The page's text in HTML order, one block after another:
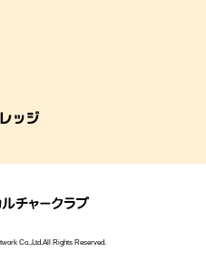
Co.,Ltd.All Rights Reserved.